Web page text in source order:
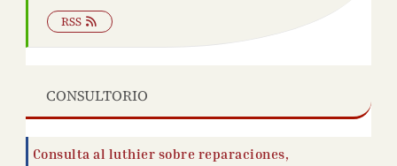
RSS
CONSULTORIO
Consulta al luthier sobre reparaciones,